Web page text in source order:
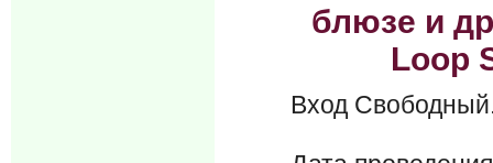
блюзе и
Loop
Вход